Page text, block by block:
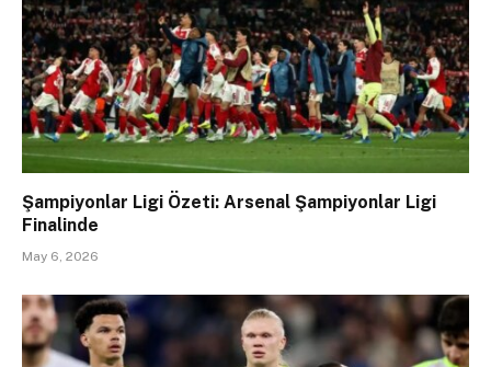
Şampiyonlar Ligi Özeti: Arsenal Şampiyonlar Ligi
Finalinde
May 6, 2026